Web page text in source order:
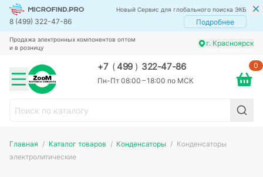
Новый Сервис для глобального поиска ЭКБ
8 (499) 322-47-86 Подробнее
Продажа электронных компонентов оптом
и в розницу
г. Красноярск
+7 (499 ) 322-47-86
Пн-Пт 08:00 – 18:00 по МСК
0
Главная Каталог товаров Конденсаторы
Конденсаторы
электролитические